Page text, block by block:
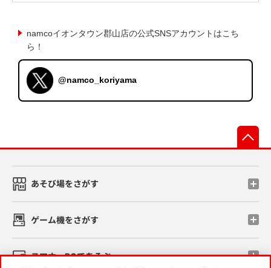
namcoイオンタウン郡山店の公式SNSアカウントはこち
ら！
@namco_koriyama
あそび場をさがす
ゲーム機をさがす
スマホ・PCであそぶ